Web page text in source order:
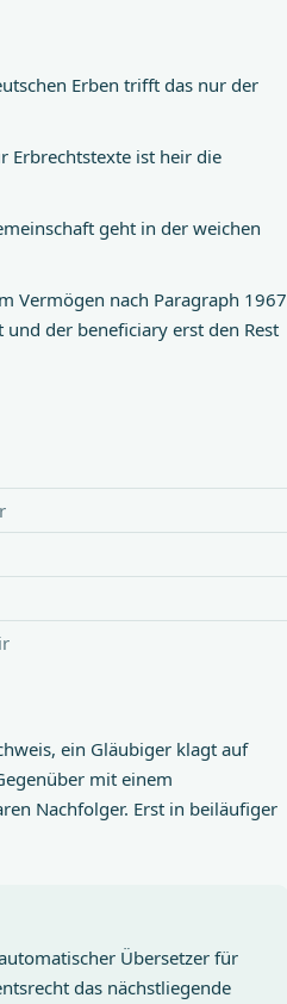
Erben trifft das nur der
Erbrechtstexte ist heir die
geht in der weichen
Vermögen nach Paragraph 1967
der beneficiary erst den Rest
ein Gläubiger klagt auf
mit einem
Nachfolger. Erst in beiläufiger
Übersetzer für
das nächstliegende